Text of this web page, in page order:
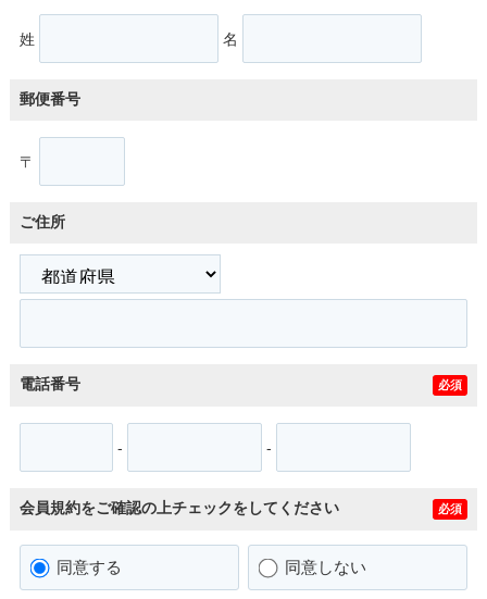
姓 名
郵便番号
〒
ご住所
電話番号 必須
- -
会員規約をご確認の上チェックをしてください 必須
同意する 同意しない